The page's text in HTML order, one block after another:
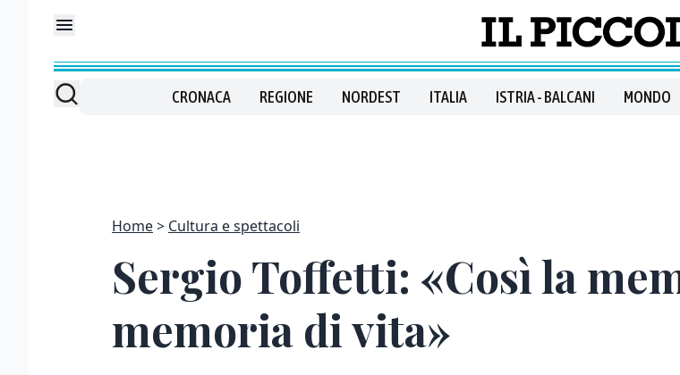
CRONACA REGIONE NORDEST ITALIA ISTRIA - BALCANI MONDO
Home Cultura e spettacoli
Sergio Toffetti: «Così la
memoria di vita»